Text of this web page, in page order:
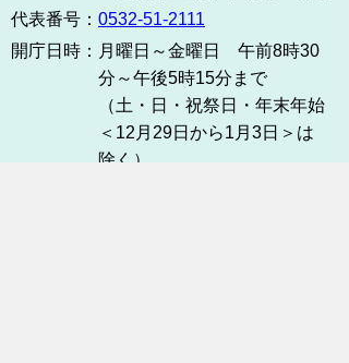
代表番号： 0532-51-2111
開庁日時： 月曜日～金曜日 午前8時30
分～午後5時15分まで
（土・日・祝祭日・年末年始
＜12月29日から1月3日＞は
除く）